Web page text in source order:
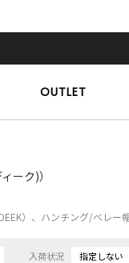
OUTLET
ーク)）
）、ハンチング/ベレー
入荷状況 指定しない